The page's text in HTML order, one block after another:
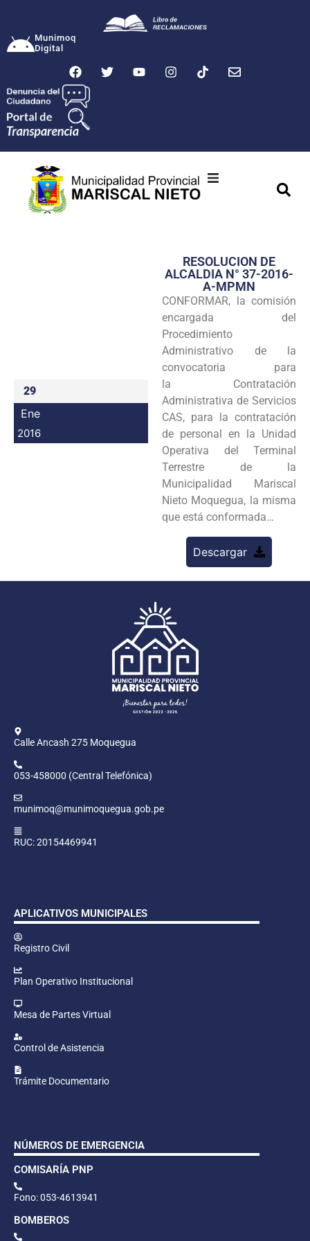
Munimoq
Digital
Transparencia
Seguridad
Programas
Intranet
29
Ene
2016
RESOLUCION DE
ALCALDIA N° 37-2016-
A-MPMN
CONFORMAR, la comisión
encargada del
Procedimiento
Administrativo de la
convocatoria para
la Contratación
Administrativa de Servicios
CAS, para la contratación
de personal en la Unidad
Operativa del Terminal
Terrestre de la
Municipalidad Mariscal
Nieto Moquegua, la misma
que está conformada…
Descargar
Calle Ancash 275 Moquegua
053-458000 (Central Telefónica)
munimoq@munimoquegua.gob.pe
RUC: 20154469941
APLICATIVOS MUNICIPALES
Registro Civil
Plan Operativo Institucional
Mesa de Partes Virtual
Control de Asistencia
Trámite Documentario
NÚMEROS DE EMERGENCIA
COMISARÍA PNP
Fono: 053-4613941
BOMBEROS